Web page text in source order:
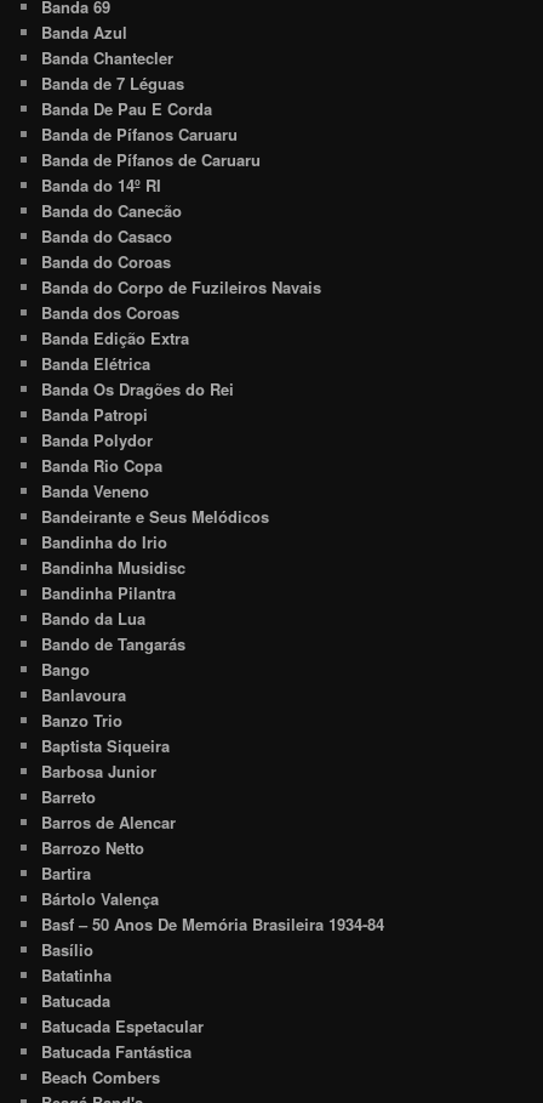
Banda 69
Banda Azul
Banda Chantecler
Banda de 7 Léguas
Banda De Pau E Corda
Banda de Pífanos Caruaru
Banda de Pífanos de Caruaru
Banda do 14º RI
Banda do Canecão
Banda do Casaco
Banda do Coroas
Banda do Corpo de Fuzileiros Navais
Banda dos Coroas
Banda Edição Extra
Banda Elétrica
Banda Os Dragões do Rei
Banda Patropi
Banda Polydor
Banda Rio Copa
Banda Veneno
Bandeirante e Seus Melódicos
Bandinha do Irio
Bandinha Musidisc
Bandinha Pilantra
Bando da Lua
Bando de Tangarás
Bango
Banlavoura
Banzo Trio
Baptista Siqueira
Barbosa Junior
Barreto
Barros de Alencar
Barrozo Netto
Bartira
Bártolo Valença
Basf – 50 Anos De Memória Brasileira 1934-84
Basílio
Batatinha
Batucada
Batucada Espetacular
Batucada Fantástica
Beach Combers